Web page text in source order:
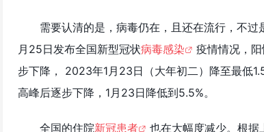
需要认清的是，病毒仍在，且还在流行，不过
月25日发布全国新型冠状病毒感染
疫情情况，
步下降， 2023年1月23日（大年初二）降至最低
高峰后逐步下降，1月23日降低到5.5%。
全国的住院新冠患者
也在大幅度减少。根据